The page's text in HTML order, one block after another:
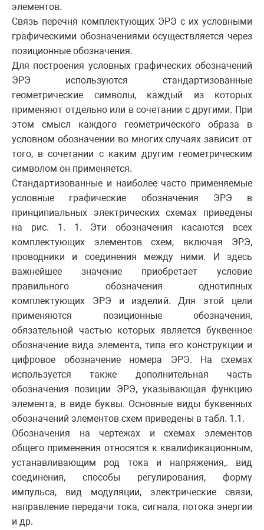
элементов.
Связь перечня комплектующих ЭРЭ с их условными
графическими обозначениями осуществляется через
позиционные обозначения.
Для построения условных графических обозначений
ЭРЭ используются стандартизованные
геометрические символы, каждый из которых
применяют отдельно или в сочетании с другими. При
этом смысл каждого геометрического образа в
условном обозначении во многих случаях зависит от
того, в сочетании с каким другим геометрическим
символом он применяется.
Стандартизованные и наиболее часто применяемые
условные графические обозначения ЭРЭ в
принципиальных электрических схемах приведены
на рис. 1. 1. Эти обозначения касаются всех
комплектующих элементов схем, включая ЭРЭ,
проводники и соединения между ними. И здесь
важнейшее значение приобретает условие
правильного обозначения однотипных
комплектующих ЭРЭ и изделий. Для этой цели
применяются позиционные обозначения,
обязательной частью которых является буквенное
обозначение вида элемента, типа его конструкции и
цифровое обозначение номера ЭРЭ. На схемах
используется также дополнительная часть
обозначения позиции ЭРЭ, указывающая функцию
элемента, в виде буквы. Основные виды буквенных
обозначений элементов схем приведены в табл. 1.1.
Обозначения на чертежах и схемах элементов
общего применения относятся к квалификационным,
устанавливающим род тока и напряжения,. вид
соединения, способы регулирования, форму
импульса, вид модуляции, электрические связи,
направление передачи тока, сигнала, потока энергии
и др.